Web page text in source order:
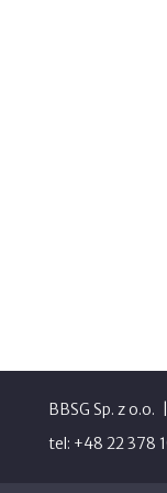
BBSG Sp. z o.o.
tel: +48 22 378